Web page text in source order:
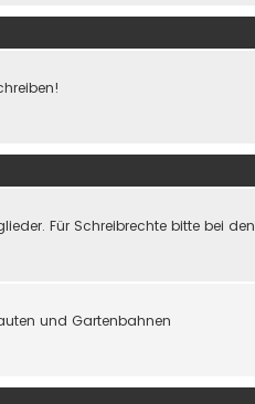
Für Schreibrechte bitte bei den
und Gartenbahnen